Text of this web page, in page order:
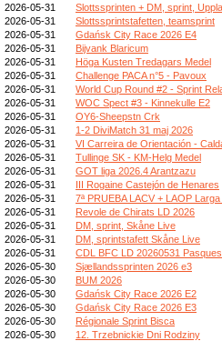
2026-05-31
Slottssprinten + DM, sprint,
2026-05-31
Slottssprintstafetten, teamsprint
2026-05-31
Gdańsk City Race 2026 E4
2026-05-31
Bijvank Blaricum
2026-05-31
Höga Kusten Tredagars Medel
2026-05-31
Challenge PACA n°5 - Pavoux
2026-05-31
World Cup Round #2 - Sprint
2026-05-31
WOC Spect #3 - Kinnekulle E2
2026-05-31
OY6-Sheepstn Crk
2026-05-31
1-2 DiviMatch 31 maj 2026
2026-05-31
VI Carreira de Orientación -
2026-05-31
Tullinge SK - KM-Helg Medel
2026-05-31
GOT liga 2026.4 Arantzazu
2026-05-31
III Rogaine Castejón de Henares
2026-05-31
7ª PRUEBA LACV + LAOP
2026-05-31
Revole de Chirats LD 2026
2026-05-31
DM, sprint, Skåne Live
2026-05-31
DM, sprintstafett Skåne Live
2026-05-31
CDL BFC LD 20260531 Pasques
2026-05-30
Sjællandssprinten 2026 e3
2026-05-30
BUM 2026
2026-05-30
Gdańsk City Race 2026 E2
2026-05-30
Gdańsk City Race 2026 E3
2026-05-30
Régionale Sprint Bisca
2026-05-30
12. Trzebnickie Dni Rodziny